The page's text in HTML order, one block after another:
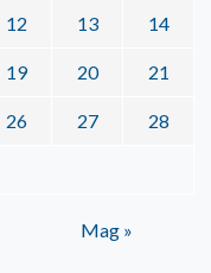
12 13 14
19 20 21
26 27 28
Mag »